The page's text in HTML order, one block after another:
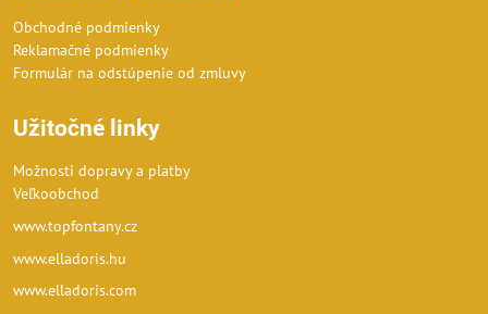
Obchodné podmienky
Reklamačné podmienky
Formulár na odstúpenie od zmluvy
Užitočné linky
Možnosti dopravy a platby
Veľkoobchod
www.topfontany.cz
www.elladoris.hu
www.elladoris.com